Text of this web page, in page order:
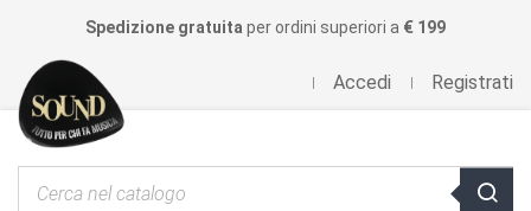
Spedizione gratuita per ordini superiori a € 199
Accedi Registrati